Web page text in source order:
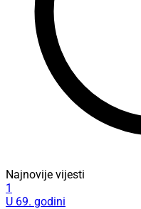
Najnovije vijesti
1
U 69. godini